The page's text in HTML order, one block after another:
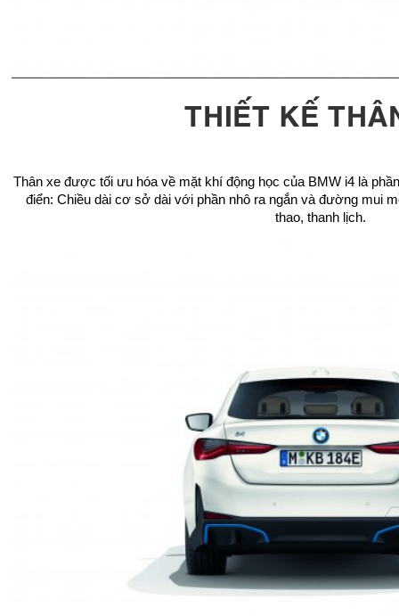
THIẾT KẾ
Thân xe được tối ưu hóa về mặt khí động học của BMW i4 là
điển: Chiều dài cơ sở dài với phần nhô ra ngắn và đường mui
thao, thanh lịch.